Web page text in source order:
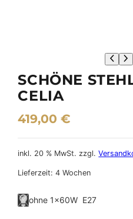
SCHÖNE
CELIA
419,00€
inkl. 20 % MwSt. zzgl.
Lieferzeit:4 Wochen
ohne 1×60W E27